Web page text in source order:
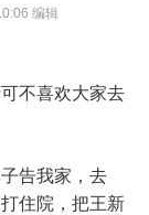
编辑
不喜欢大家去
告我家，去
住院，把王新